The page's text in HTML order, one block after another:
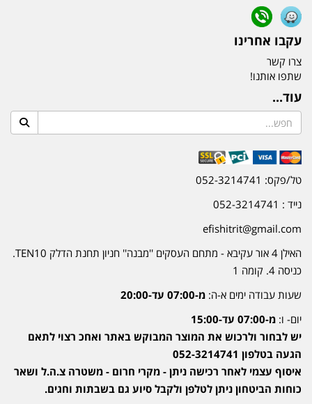
עקבו אחרינו
צרו קשר
שתפו אותנו!
עוד...
טל/פקס: 052-3214741
נייד : 052-3214741
efishitrit@gmail.com
האילן 4 אור עקיבא - מתחם העסקים ''מבנה'' חניון תחנת הדלק TEN10.
כניסה 4. קומה 1
שעות עבודה ימים א-ה: מ-07:00 עד-20:00
יום- ו: מ-07:00 עד-15:00
יש לבחור ולרכוש את המוצר המבוקש באתר ואחכ רצוי לתאם
הגעה בטלפון 052-3214741
איסוף עצמי לאחר רכישה ניתן - מקרי חרום - משטרה צ.ה.ל ושאר
כוחות הביטחון ניתן לטלפן ולקבל סיוע גם בשבתות וחגים.